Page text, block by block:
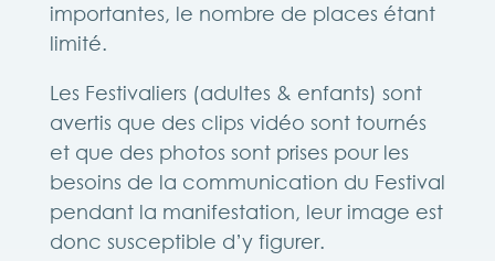
importantes, le nombre de places étant
limité.
Les Festivaliers (adultes & enfants) sont
avertis que des clips vidéo sont tournés
et que des photos sont prises pour les
besoins de la communication du Festival
pendant la manifestation, leur image est
donc susceptible d’y figurer.